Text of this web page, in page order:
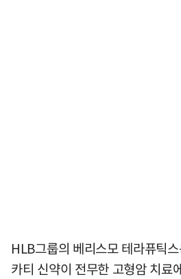
HLB그룹의 베리스모 테라퓨틱
카티 신약이 전무한 고형암 치료